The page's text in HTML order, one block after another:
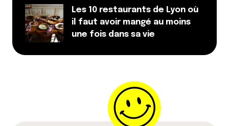
Les 10 restaurants de Lyon où
il faut avoir mangé au moins
une fois dans sa vie